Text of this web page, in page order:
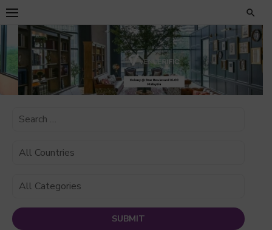
Skip
to
content